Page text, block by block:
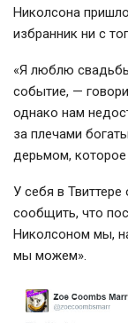
Николсона
избранник ни с
«Я люблю
событие, —
однако нам
за плечами
дерьмом, которое
У себя в
сообщить, что
Николсоном мы,
мы можем».